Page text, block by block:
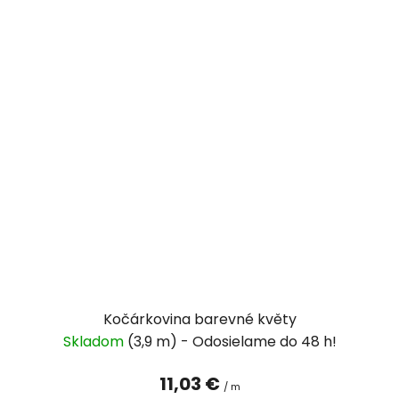
Kočárkovina barevné květy
Skladom (3,9 m)
11,03 € / m